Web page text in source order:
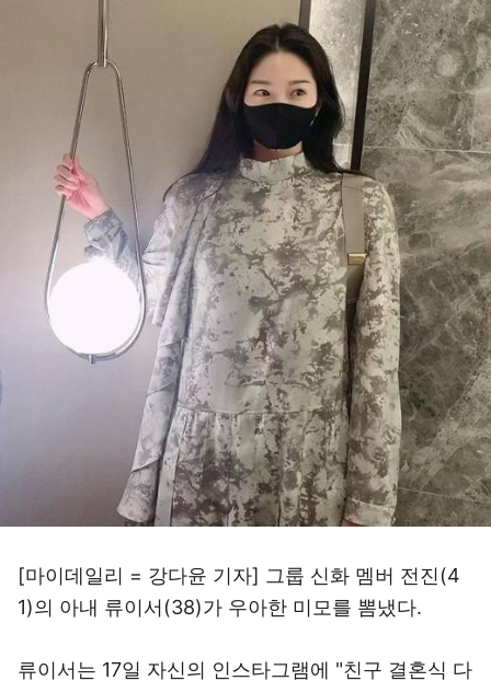
[마이데일리 = 강다윤 기자] 그룹 신화 멤버 전진(4
1)의 아내 류이서(38)가 우아한 미모를 뽐냈다.
류이서는 17일 자신의 인스타그램에 "친구 결혼식 다